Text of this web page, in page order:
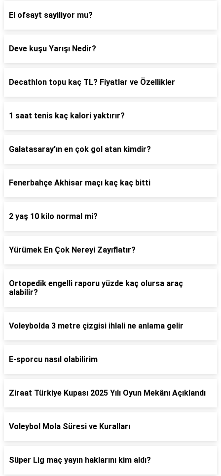
El ofsayt sayiliyor mu?
Deve kuşu Yarışı Nedir?
Decathlon topu kaç TL? Fiyatlar ve Özellikler
1 saat tenis kaç kalori yaktırır?
Galatasaray'ın en çok gol atan kimdir?
Fenerbahçe Akhisar maçı kaç kaç bitti
2 yaş 10 kilo normal mi?
Yürümek En Çok Nereyi Zayıflatır?
Ortopedik engelli raporu yüzde kaç olursa araç
alabilir?
Voleybolda 3 metre çizgisi ihlali ne anlama gelir
E-sporcu nasıl olabilirim
Ziraat Türkiye Kupası 2025 Yılı Oyun Mekânı Açıklandı
Voleybol Mola Süresi ve Kuralları
Süper Lig maç yayın haklarını kim aldı?